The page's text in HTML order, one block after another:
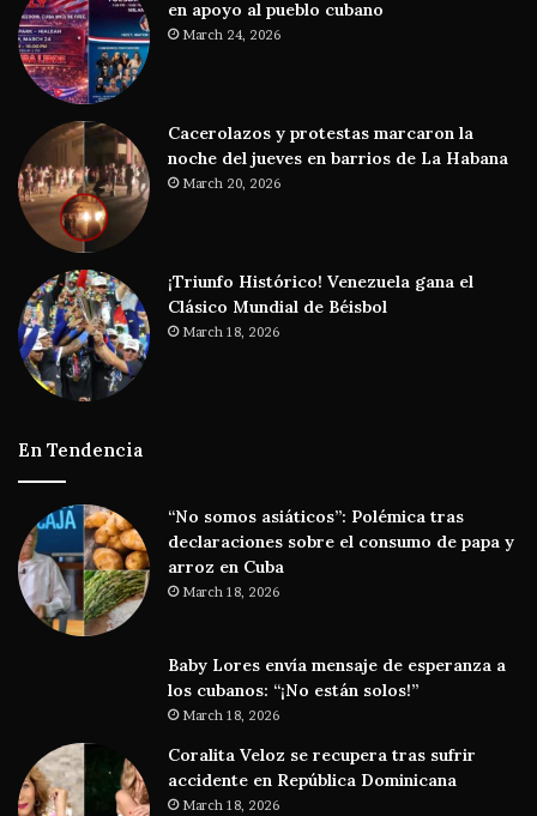
en apoyo al pueblo cubano
March 24, 2026
Cacerolazos y protestas marcaron la
noche del jueves en barrios de La Habana
March 20, 2026
¡Triunfo Histórico! Venezuela gana el
Clásico Mundial de Béisbol
March 18, 2026
En Tendencia
“No somos asiáticos”: Polémica tras
declaraciones sobre el consumo de papa y
arroz en Cuba
March 18, 2026
Baby Lores envía mensaje de esperanza a
los cubanos: “¡No están solos!”
March 18, 2026
Coralita Veloz se recupera tras sufrir
accidente en República Dominicana
March 18, 2026